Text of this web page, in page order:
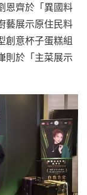
恩齊於「異國料
藝展示原住民料
創意杯子蛋糕組
則於「主菜展示